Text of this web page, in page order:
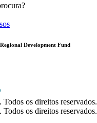
Development Fund
. Todos os direitos reservados.
. Todos os direitos reservados.